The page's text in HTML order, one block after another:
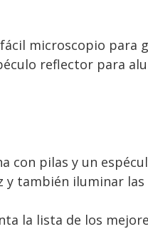
microscopio para
reflector para
con pilas y un
y también iluminar las
la lista de los